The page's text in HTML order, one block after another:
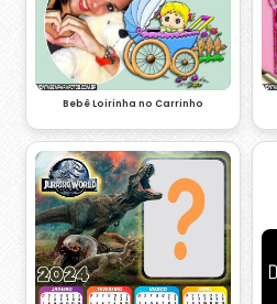
Bebê Loirinha no Carrinho